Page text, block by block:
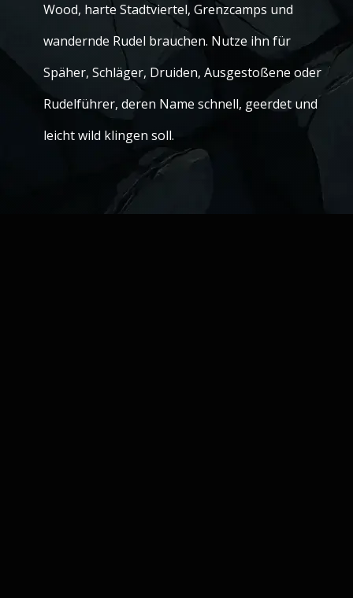
Wood, harte Stadtviertel, Grenzcamps und
wandernde Rudel brauchen. Nutze ihn für
Späher, Schläger, Druiden, Ausgestoßene oder
Rudelführer, deren Name schnell, geerdet und
leicht wild klingen soll.